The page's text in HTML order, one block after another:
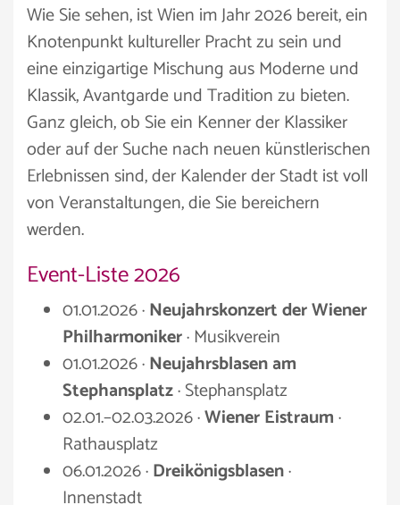
Wie Sie sehen, ist Wien im Jahr 2026 bereit, ein
Knotenpunkt kultureller Pracht zu sein und
eine einzigartige Mischung aus Moderne und
Klassik, Avantgarde und Tradition zu bieten.
Ganz gleich, ob Sie ein Kenner der Klassiker
oder auf der Suche nach neuen künstlerischen
Erlebnissen sind, der Kalender der Stadt ist voll
von Veranstaltungen, die Sie bereichern
werden.
Event-Liste 2026
01.01.2026 ·Neujahrskonzert der Wiener
Philharmoniker· Musikverein
01.01.2026 ·Neujahrsblasen am
Stephansplatz· Stephansplatz
02.01.–02.03.2026 ·Wiener Eistraum·
Rathausplatz
06.01.2026 ·Dreikönigsblasen·
Innenstadt